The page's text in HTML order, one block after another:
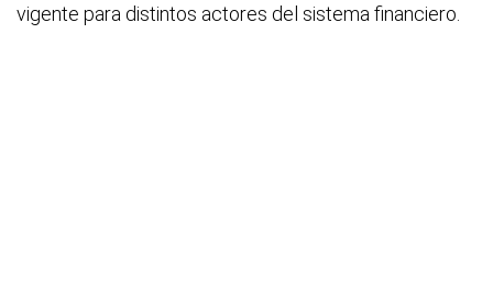
vigente para distintos actores del sistema financiero.